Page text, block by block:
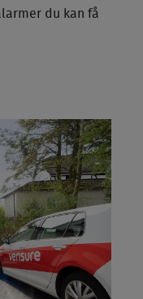
du kan få